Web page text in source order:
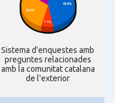
Sistema d'enquestes amb
preguntes relacionades
amb la comunitat catalana
de l'exterior